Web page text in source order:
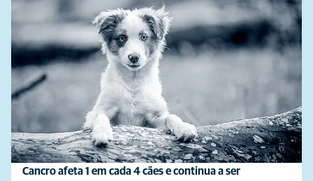
Cancro afeta 1 em cada 4 cães e continua a ser